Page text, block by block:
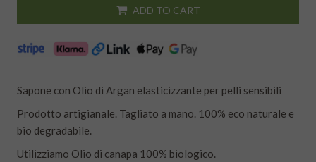
ADD TO CART
Sapone con Olio di Argan elasticizzante per pelli sensibili
Prodotto artigianale. Tagliato a mano. 100% eco naturale e
bio degradabile.
Utilizziamo Olio di canapa 100% biologico.